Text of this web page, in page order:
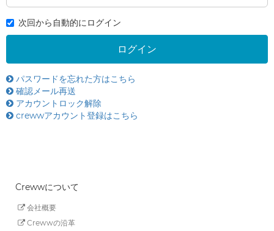
次回から自動的にログイン
パスワードを忘れた方はこちら
確認メール再送
アカウントロック解除
crewwアカウント登録はこちら
Crewwについて
会社概要
Crewwの沿革